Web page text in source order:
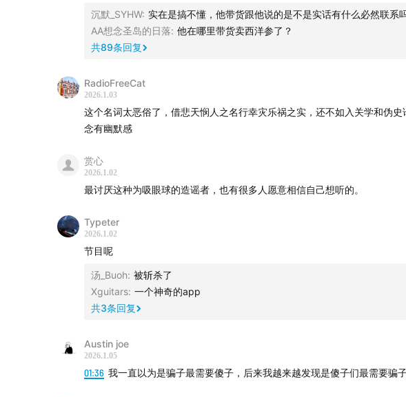
沉默_SYHW: 实在是搞不懂，他带货跟他说的是不是实话有什么必然联系
AA想念圣岛的日落: 他在哪里带货卖西洋参了？
共89条回复
RadioFreeCat
2026.1.03
这个名词太恶俗了，借悲天悯人之名行幸灾乐祸之实，还不如入关学和伪史
念有幽默感
赏心
2026.1.02
最讨厌这种为吸眼球的造谣者，也有很多人愿意相信自己想听的。
Typeter
2026.1.02
节目呢
汤_Buoh: 被斩杀了
Xguitars: 一个神奇的app
共3条回复
Austin joe
2026.1.05
01:36 我一直以为是骗子最需要傻子，后来我越来越发现是傻子们最需要骗子